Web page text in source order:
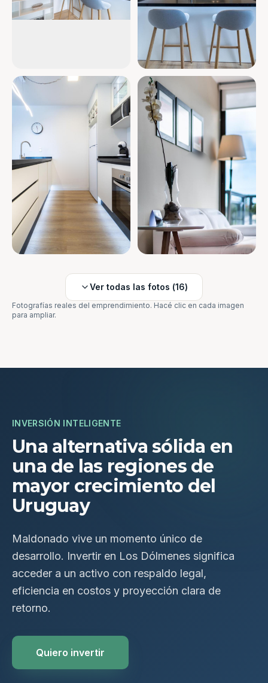
Ver todas las fotos (16)
Fotografías reales del emprendimiento. Hacé clic en cada imagen
para ampliar.
INVERSIÓN INTELIGENTE
Una alternativa sólida en
una de las regiones de
mayor crecimiento del
Uruguay
Maldonado vive un momento único de
desarrollo. Invertir en Los Dólmenes significa
acceder a un activo con respaldo legal,
eficiencia en costos y proyección clara de
retorno.
Quiero invertir